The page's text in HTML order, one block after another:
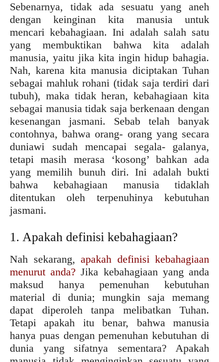
Sebenarnya, tidak ada sesuatu yang aneh
dengan keinginan kita manusia untuk
mencari kebahagiaan. Ini adalah salah satu
yang membuktikan bahwa kita adalah
manusia, yaitu jika kita ingin hidup bahagia.
Nah, karena kita manusia diciptakan Tuhan
sebagai mahluk rohani (tidak saja terdiri dari
tubuh), maka tidak heran, kebahagiaan kita
sebagai manusia tidak saja berkenaan dengan
kesenangan jasmani. Sebab telah banyak
contohnya, bahwa orang- orang yang secara
duniawi sudah mencapai segala- galanya,
tetapi masih merasa ‘kosong’ bahkan ada
yang memilih bunuh diri. Ini adalah bukti
bahwa kebahagiaan manusia tidaklah
ditentukan oleh terpenuhinya kebutuhan
jasmani.
1. Apakah definisi kebahagiaan?
Nah sekarang, apakah definisi kebahagiaan
menurut anda? Jika kebahagiaan yang anda
maksud hanya pemenuhan kebutuhan
material di dunia; mungkin saja memang
dapat diperoleh tanpa melibatkan Tuhan.
Tetapi apakah itu benar, bahwa manusia
hanya puas dengan pemenuhan kebutuhan di
dunia yang sifatnya sementara? Apakah